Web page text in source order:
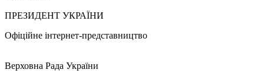
ПРЕЗИДЕНТ УКРАЇНИ
Офіційне інтернет-представництво
Верховна Рада України